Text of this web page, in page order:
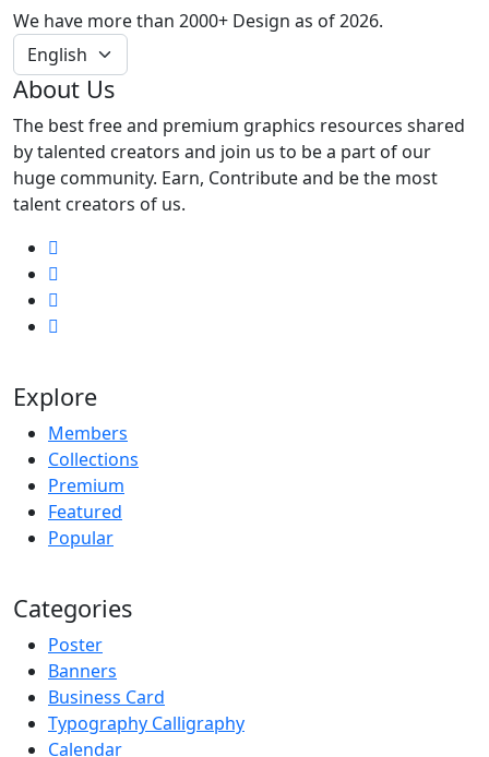
We have more than 2000+ Design as of 2026.
About Us
The best free and premium graphics resources shared
by talented creators and join us to be a part of our
huge community. Earn, Contribute and be the most
talent creators of us.
Explore
Members
Collections
Premium
Featured
Popular
Categories
Poster
Banners
Business Card
Typography Calligraphy
Calendar